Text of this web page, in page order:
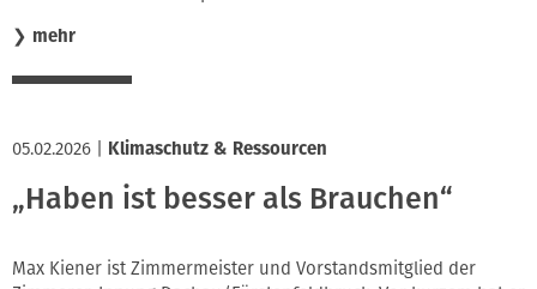
❯ mehr
05.02.2026 Klimaschutz & Ressourcen
„Haben ist besser als Brauchen“
Max Kiener ist Zimmermeister und Vorstandsmitglied der